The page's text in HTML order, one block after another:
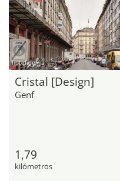
hotel.de
Cristal [Design]
Genf
1,79
kilómetros